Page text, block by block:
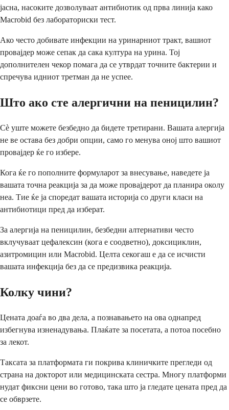
јасна, насоките дозволуваат антибиотик од прва линија како
Macrobid без лабораториски тест.
Ако често добивате инфекции на уринарниот тракт, вашиот
провајдер може сепак да сака култура на урина. Тој
дополнителен чекор помага да се утврдат точните бактерии и
спречува идниот третман да не успее.
Што ако сте алергични на пеницилин?
Сè уште можете безбедно да бидете третирани. Вашата алергија
не ве остава без добри опции, само го менува оној што вашиот
провајдер ќе го избере.
Кога ќе го пополните формуларот за внесување, наведете ја
вашата точна реакција за да може провајдерот да планира околу
неа. Тие ќе ја споредат вашата историја со други класи на
антибиотици пред да изберат.
За алергија на пеницилин, безбедни алтернативи често
вклучуваат цефалексин (кога е соодветно), доксициклин,
азитромицин или Macrobid. Целта секогаш е да се исчисти
вашата инфекција без да се предизвика реакција.
Колку чини?
Цената доаѓа во два дела, а познавањето на ова однапред
избегнува изненадувања. Плаќате за посетата, а потоа посебно
за лекот.
Таксата за платформата ги покрива клиничките прегледи од
страна на докторот или медицинската сестра. Многу платформи
нудат фиксни цени во готово, така што ја гледате цената пред да
се обврзете.